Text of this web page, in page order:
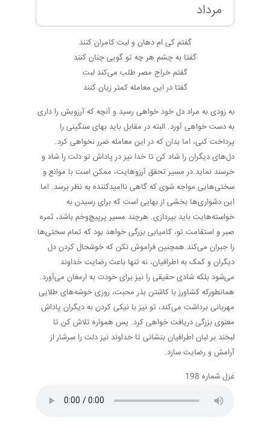
مرداد
گفتم کی ام دهان و لبت کامران کنند
گفتا به چشم هر چه تو گویی چنان کنند
گفتم خراج مصر طلب می‌کند لبت
گفتا در این معامله کمتر زیان کنند
به زودی به مراد دل خود خواهی رسید و آنچه که آرزویش را داری
به دست خواهی آورد. البته در مقابل باید بهای سنگینی را
پرداخت کنی، اما بدان که در این معامله ضرر نخواهی کرد.
دل‌های دیگران را شاد کن تا خدا نیز در پاداش تو دلت را شاد و
خرسند نماید.در مسیر تحقق آرزوهایت، ممکن است با موانع و
سختی‌هایی مواجه شوی که گاهی ناامیدکننده به نظر برسد. اما
این دشواری‌ها بخشی از بهایی است که برای رسیدن به
خواسته‌هایت باید بپردازی. هرچند مسیر پرپیچ‌وخم باشد، ثمره
صبر و استقامت تو، کامیابی بزرگی خواهد بود که تمام سختی‌ها
را جبران می‌کند.همچنین فراموش نکن که خوشحال کردن دل
دیگران و کمک به اطرافیان، نه تنها باعث رضایت خداوند
می‌شود بلکه شادی حقیقی را نیز برای خودت به ارمغان می‌آورد.
همانطورکه کشاورز با کاشتن بذر محبت، روزی خوشه‌های طلایی
مهربانی برداشت می‌کند، تو نیز با نیکی کردن به دیگران پاداش
معنوی بزرگی دریافت خواهی کرد. پس همواره تلاش کن تا
لبخند بر لبان اطرافیان بنشانی تا خداوند نیز دلت را سرشار از
آرامش و رضایت سازد.
غزل شماره 198